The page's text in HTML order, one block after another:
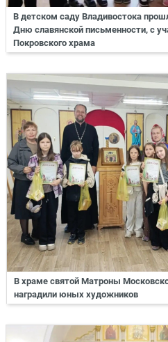
В детском саду Владивостока
Дню славянской письменности, с
Покровского храма
В храме святой Матроны
наградили юных художников